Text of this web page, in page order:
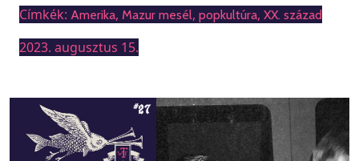
Címkék: Amerika, Mazur mesél, popkultúra, XX. század
2023. augusztus 15.